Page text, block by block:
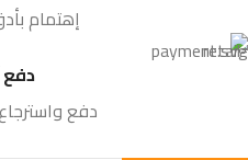
إهتمام
دفع